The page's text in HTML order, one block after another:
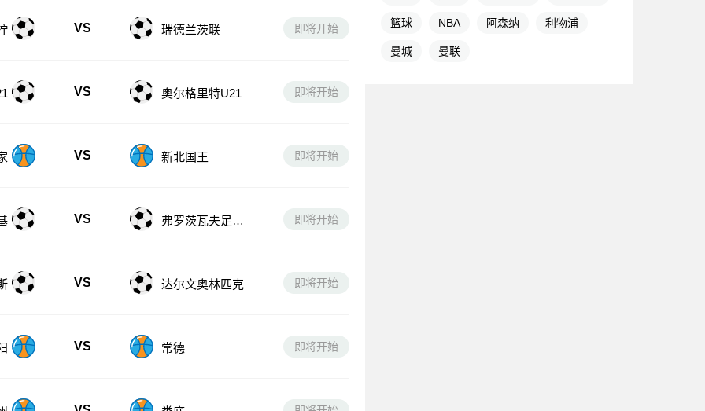
VS 瑞德兰茨联 即将开始
VS 奥尔格里特U21 即将开始
VS 新北国王 即将开始
VS
弗罗茨瓦夫足球
俱乐部II
即将开始
VS 达尔文奥林匹克 即将开始
VS 常德 即将开始
VS 娄底 即将开始
篮球 NBA 阿森纳 利物浦
曼城 曼联